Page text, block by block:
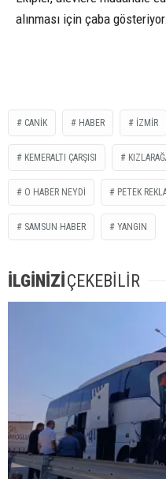
alınması için çaba gösteriyor.
CANİK HABER İZMİR
KEMERALTI ÇARŞISI
O HABER NEYDİ PETEK
SAMSUN HABER YANGIN
İLGİNİZİÇEKEBİLİR